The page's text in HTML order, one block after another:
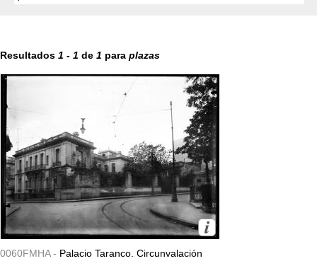
Resultados 1 - 1 de 1 para plazas
0060FMHA - Palacio Taranco. Circunvalación